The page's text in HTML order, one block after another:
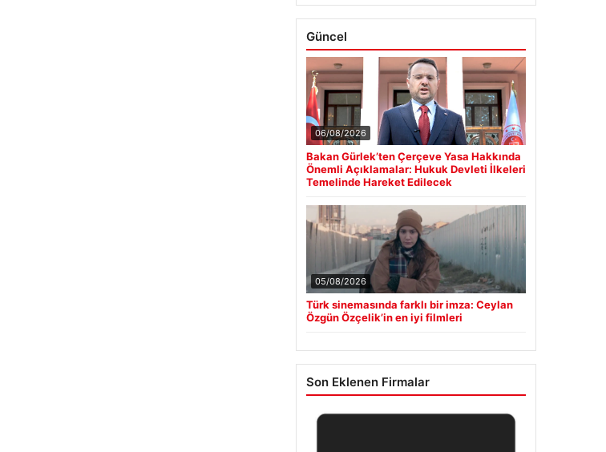
Güncel
06/08/2026
Bakan Gürlek’ten Çerçeve Yasa Hakkında
Önemli Açıklamalar: Hukuk Devleti İlkeleri
Temelinde Hareket Edilecek
05/08/2026
Türk sinemasında farklı bir imza: Ceylan
Özgün Özçelik’in en iyi filmleri
Son Eklenen Firmalar